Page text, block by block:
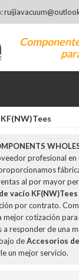
profesional en
al por mayor
vacío KF(NW)Tees
por contrato.
mejor cotización para
a responder de una
deAccesorios
un mejor servicio.